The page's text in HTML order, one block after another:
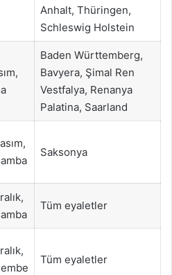
Anhalt, Thüringen,
Schleswig Holstein
Baden Württemberg,
Bavyera, Şimal Ren
Vestfalya, Renanya
Palatina, Saarland
Saksonya
Tüm eyaletler
Tüm eyaletler